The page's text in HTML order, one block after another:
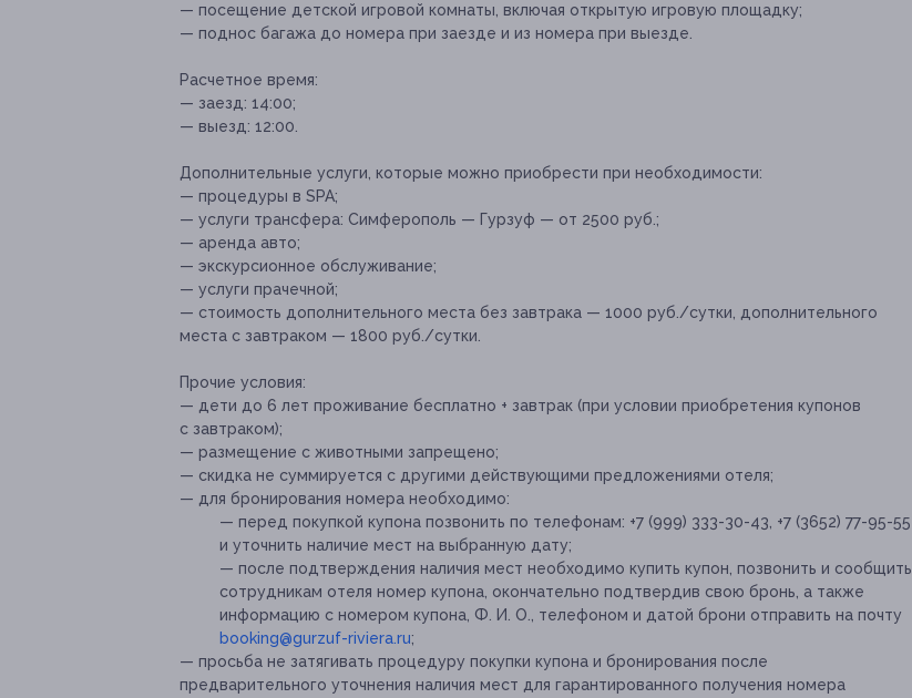
— посещение детской игровой комнаты, включая открытую игровую площадку;
— поднос багажа до номера при заезде и из номера при выезде.
Расчетное время:
— заезд: 14:00;
— выезд: 12:00.
Дополнительные услуги, которые можно приобрести при необходимости:
— процедуры в SPA;
— услуги трансфера: Симферополь — Гурзуф — от 2500 руб.;
— аренда авто;
— экскурсионное обслуживание;
— услуги прачечной;
— стоимость дополнительного места без завтрака — 1000 руб./сутки, дополнительного
места с завтраком — 1800 руб./сутки.
Прочие условия:
— дети до 6 лет проживание бесплатно + завтрак (при условии приобретения купонов
с завтраком);
— размещение с животными запрещено;
— скидка не суммируется с другими действующими предложениями отеля;
— для бронирования номера необходимо:
— перед покупкой купона позвонить по телефонам: +7 (999) 333-30-43, +7 (3652) 77-95-55
и уточнить наличие мест на выбранную дату;
— после подтверждения наличия мест необходимо купить купон, позвонить и сообщить
сотрудникам отеля номер купона, окончательно подтвердив свою бронь, а также
информацию с номером купона, Ф. И. О., телефоном и датой брони отправить на почту
booking@gurzuf-riviera.ru;
— просьба не затягивать процедуру покупки купона и бронирования после
предварительного уточнения наличия мест для гарантированного получения номера